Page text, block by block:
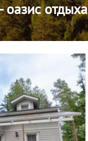
оазис отдыха